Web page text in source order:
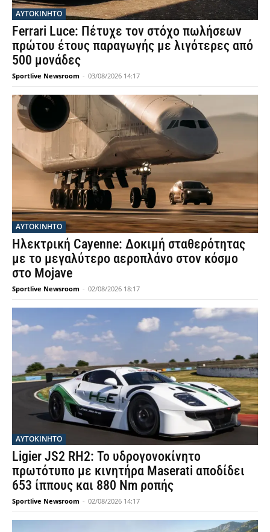
ΑΥΤΟΚΙΝΗΤΟ
Ferrari Luce: Πέτυχε τον στόχο πωλήσεων
πρώτου έτους παραγωγής με λιγότερες από
500 μονάδες
Sportlive Newsroom - 03/08/2026 14:17
ΑΥΤΟΚΙΝΗΤΟ
Ηλεκτρική Cayenne: Δοκιμή σταθερότητας
με το μεγαλύτερο αεροπλάνο στον κόσμο
στο Mojave
Sportlive Newsroom - 02/08/2026 18:17
ΑΥΤΟΚΙΝΗΤΟ
Ligier JS2 RH2: Το υδρογονοκίνητο
πρωτότυπο με κινητήρα Maserati αποδίδει
653 ίππους και 880 Nm ροπής
Sportlive Newsroom - 02/08/2026 14:17